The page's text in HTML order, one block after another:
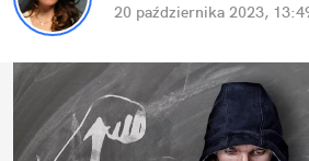
20 października 2023,